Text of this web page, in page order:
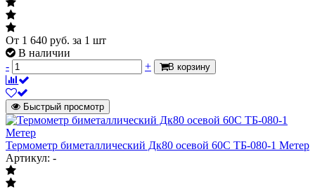
От 1 640 руб. за 1 шт
В наличии
-
+ В корзину
Быстрый просмотр
Термометр биметаллический Дк80 осевой 60С ТБ-080-1 Метер
Артикул: -